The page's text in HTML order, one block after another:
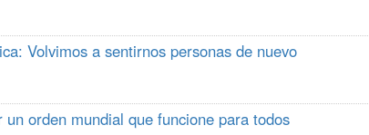
Volvimos a sentirnos personas de nuevo
orden mundial que funcione para todos